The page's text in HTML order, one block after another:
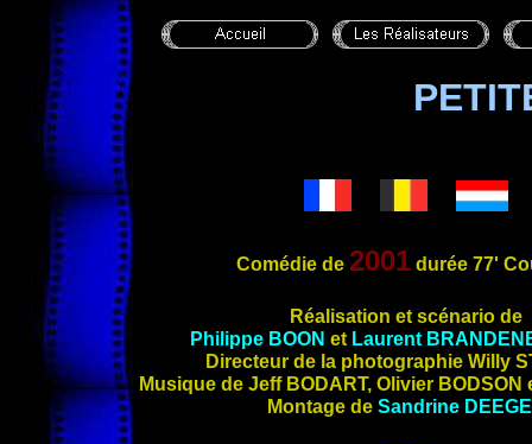
Comédie de 2001 durée 77'
Réalisation et scénario de
Philippe BOON et Laurent
Directeur de la photographie Willy
Musique de Jeff BODART, Olivier BODSON
Montage de Sandrine